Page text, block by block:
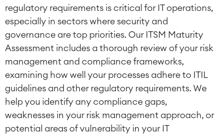
regulatory requirements is critical for IT operations,
especially in sectors where security and
governance are top priorities. Our ITSM Maturity
Assessment includes a thorough review of your risk
management and compliance frameworks,
examining how well your processes adhere to ITIL
guidelines and other regulatory requirements. We
help you identify any compliance gaps,
weaknesses in your risk management approach, or
potential areas of vulnerability in your IT